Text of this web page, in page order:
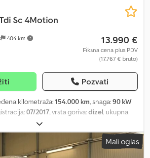
404 km
Sc 4Motion
13.990 €
Fiksna cena plus PDV
(17.767 € bruto)
Pozvati
kilometraža:154.000 km, snaga:90 kW
07/2017, vrsta goriva:dizel, ukupna
inspekcija (TÜV):
, emisioni razred:Euro 6, broj sedišta:2, dužina
, širina utovarnog prostora:1.480 mm,
1.225 mm, Godina proizvodnje: 2017
Mali oglas